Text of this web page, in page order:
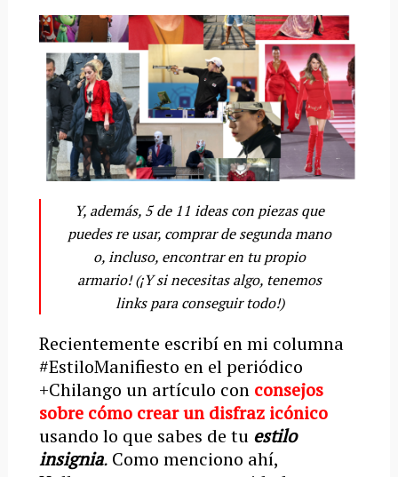
Y, además, 5 de 11 ideas con piezas que
puedes re usar, comprar de segunda mano
o, incluso, encontrar en tu propio
armario! (¡Y si necesitas algo, tenemos
links para conseguir todo!)
Recientemente escribí en mi columna
#EstiloManifiesto en el periódico
+Chilango un artículo con consejos
sobre cómo crear un disfraz icónico
usando lo que sabes de tu estilo
insignia. Como menciono ahí,